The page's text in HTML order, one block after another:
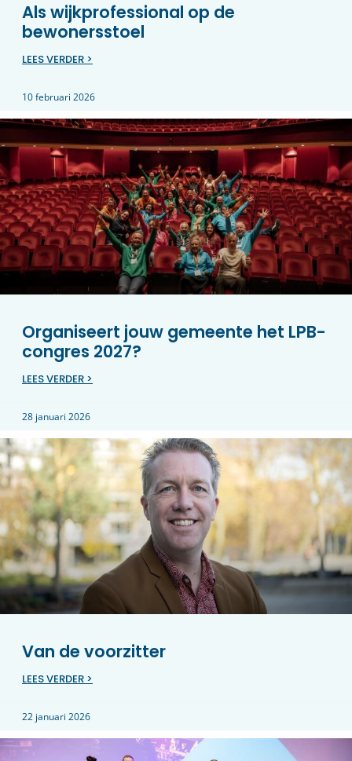
Als wijkprofessional op de
bewonersstoel
LEES VERDER >
10 februari 2026
Organiseert jouw gemeente het LPB-
congres 2027?
LEES VERDER >
28 januari 2026
Van de voorzitter
LEES VERDER >
22 januari 2026